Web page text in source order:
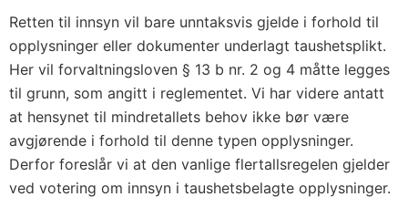
Retten til innsyn vil bare unntaksvis gjelde i forhold til
opplysninger eller dokumenter underlagt taushetsplikt.
Her vil forvaltningsloven § 13 b nr. 2 og 4 måtte legges
til grunn, som angitt i reglementet. Vi har videre antatt
at hensynet til mindretallets behov ikke bør være
avgjørende i forhold til denne typen opplysninger.
Derfor foreslår vi at den vanlige flertallsregelen gjelder
ved votering om innsyn i taus­hetsbelagte opplysninger.